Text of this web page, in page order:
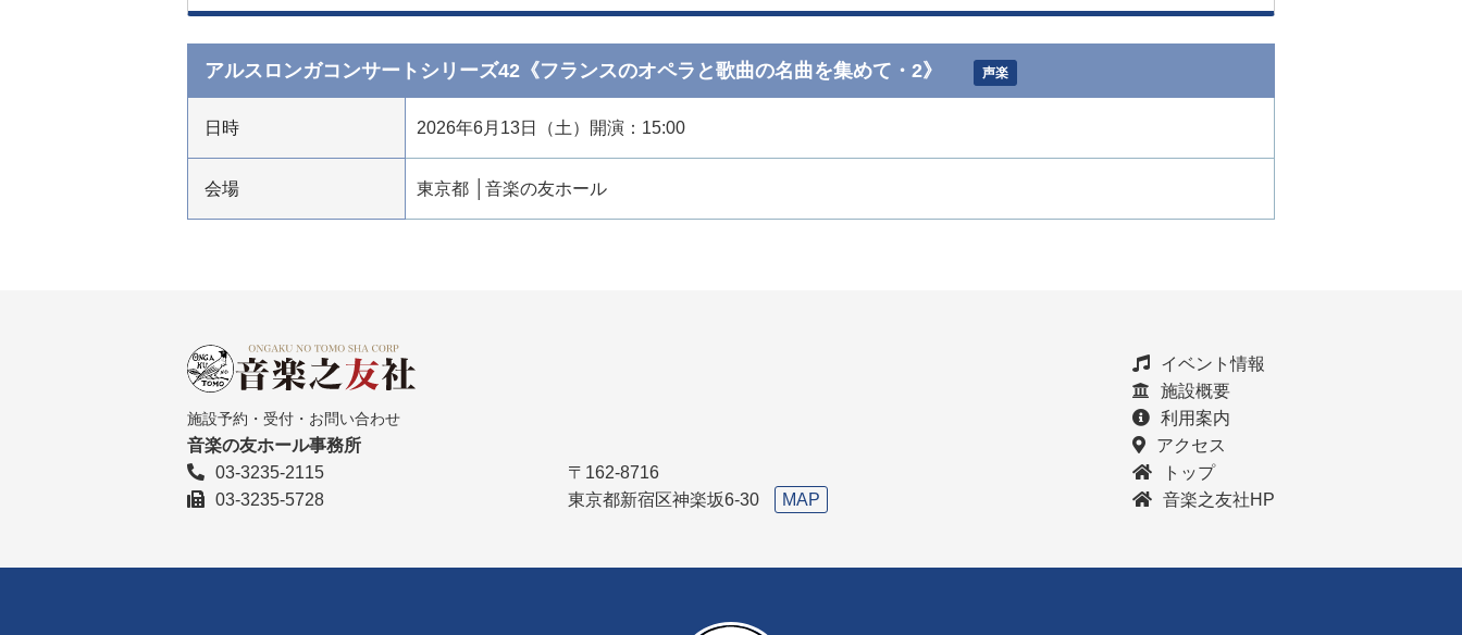
アルスロンガコンサートシリーズ42《フランスのオペラと歌曲の名曲を集めて・2》 声楽
日時 2026年6月13日（土）開演：15:00
会場 東京都 音楽の友ホール
施設予約・受付・お問い合わせ
音楽の友ホール事務所
03-3235-2115
03-3235-5728
〒162-8716
東京都新宿区神楽坂6-30
MAP
イベント情報
施設概要
利用案内
アクセス
トップ
音楽之友社HP